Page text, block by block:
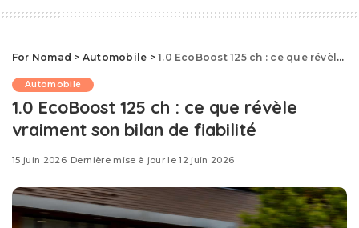
For Nomad > Automobile >1.0 EcoBoost 125 ch : ce que révèle vraiment son bilan de fiabilité
Automobile
1.0 EcoBoost 125 ch : ce que révèle
vraiment son bilan de fiabilité
15 juin 2026 Dernière mise à jour le 12 juin 2026